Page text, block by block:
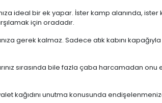
ideal bir ek yapar. İster kamp alanında, ister
için oradadır.
gerek kalmaz. Sadece atık kabını
sırasında bile fazla çaba harcamadan onu
kağıdını unutma konusunda